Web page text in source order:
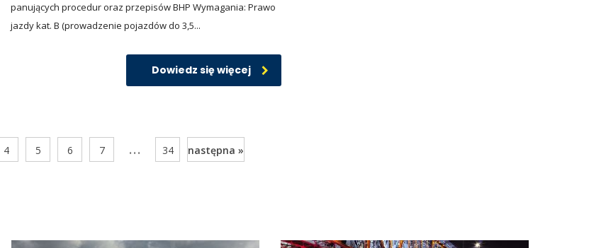
panujących procedur oraz przepisów BHP Wymagania: Prawo
jazdy kat. B (prowadzenie pojazdów do 3,5...
Dowiedz się więcej
4 5 6 7 ... 34 następna »